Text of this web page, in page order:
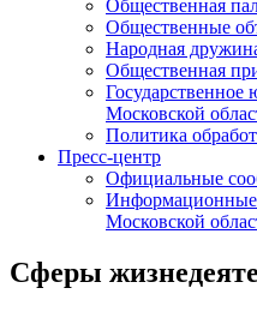
Общественная
Общественные
Народная
Общественная
Московской
Политика
Пресс-центр
Официальные
Информационные
Московской
Сферы